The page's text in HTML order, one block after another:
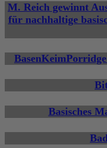
M. Reich gewinnt
für nachhaltige
Basisches